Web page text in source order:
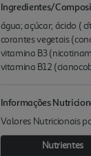
Ingredientes/
água; açúcar; ácido (
corantes vegetais
vitamina B3
vitamina B12
Informações
Valores Nutricionais
Nutrientes